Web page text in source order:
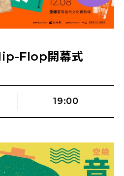
Flop開幕式
19:00